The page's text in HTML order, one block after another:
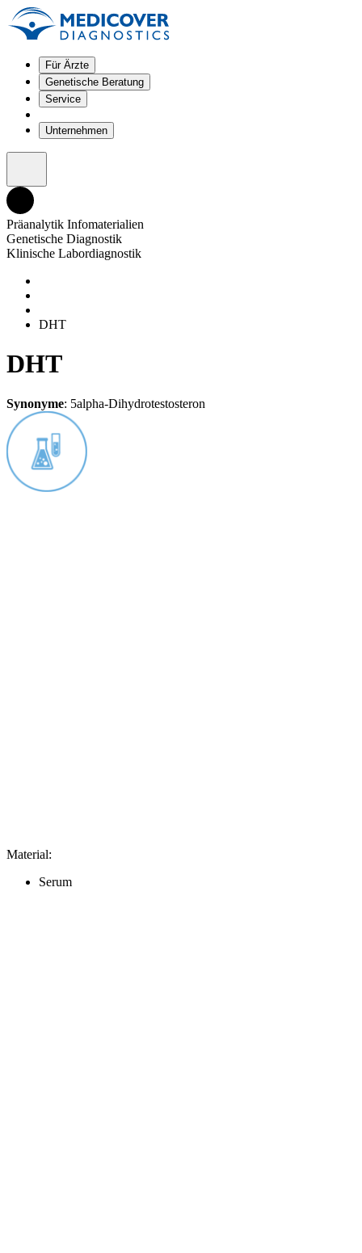
Für Ärzte
Genetische Beratung
Service
Unternehmen
Präanalytik Infomaterialien
Genetische Diagnostik
Klinische Labordiagnostik
DHT
DHT
Synonyme: 5alpha-Dihydrotestosteron
Material:
Serum